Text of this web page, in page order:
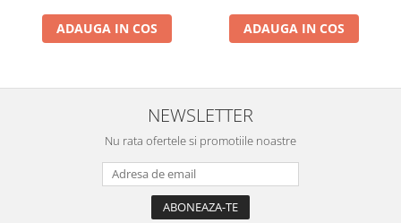
ADAUGA IN COS ADAUGA IN COS
NEWSLETTER
Nu rata ofertele si promotiile noastre